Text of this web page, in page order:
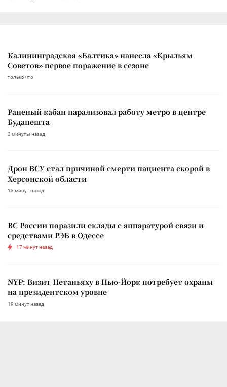
Калининградская «Балтика» нанесла «Крыльям
Советов» первое поражение в сезоне
только что
Раненый кабан парализовал работу метро в центре
Будапешта
3 минуты назад
Дрон ВСУ стал причиной смерти пациента скорой в
Херсонской области
13 минут назад
ВС России поразили склады с аппаратурой связи и
средствами РЭБ в Одессе
17 минут назад
NYP: Визит Нетаньяху в Нью-Йорк потребует охраны
на президентском уровне
19 минут назад